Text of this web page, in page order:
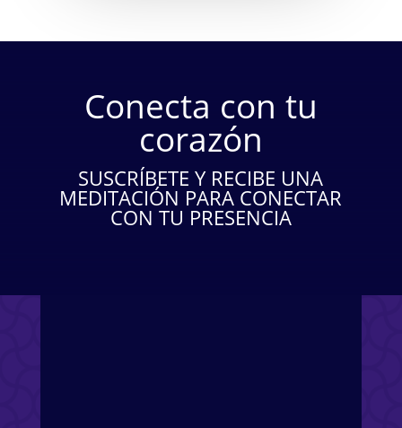
Conecta con tu
corazón
SUSCRÍBETE Y RECIBE UNA
MEDITACIÓN PARA CONECTAR
CON TU PRESENCIA